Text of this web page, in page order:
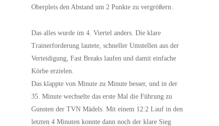
Oberpleis den Abstand um 2 Punkte zu vergrößern.
Das alles wurde im 4. Viertel anders. Die klare
Trainerforderung lautete, schneller Umstellen aus der
Verteidigung, Fast Breaks laufen und damit einfache
Körbe erzielen.
Das klappte von Minute zu Minute besser, und in der
35. Minute wechselte das erste Mal die Führung zu
Gunsten der TVN Mädels. Mit einem 12:2 Lauf in den
letzten 4 Minuten konnte dann noch der klare Sieg